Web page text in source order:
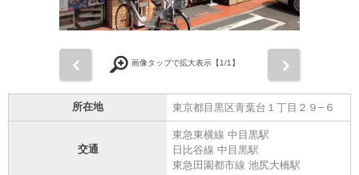
画像タップで拡大表示【1/1】
所在地 東京都目黒区青葉台１丁目２９−６
交通
東急東横線 中目黒駅
日比谷線 中目黒駅
東急田園都市線 池尻大橋駅